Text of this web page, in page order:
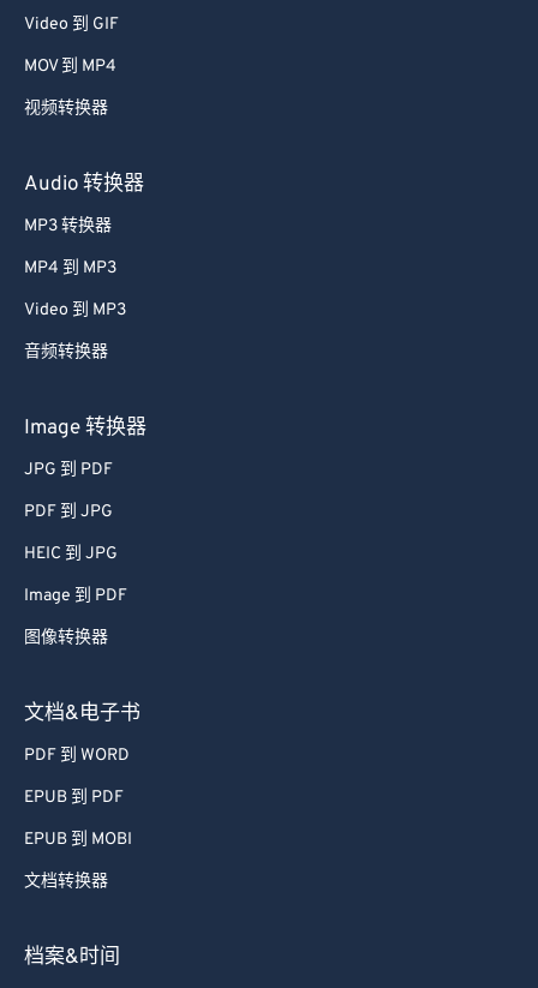
Video 到 GIF
MOV 到 MP4
视频转换器
Audio 转换器
MP3 转换器
MP4 到 MP3
Video 到 MP3
音频转换器
Image 转换器
JPG 到 PDF
PDF 到 JPG
HEIC 到 JPG
Image 到 PDF
图像转换器
文档&电子书
PDF 到 WORD
EPUB 到 PDF
EPUB 到 MOBI
文档转换器
档案&时间